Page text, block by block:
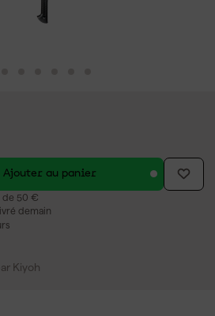
Ajouter au panier
de 50 €
demain
Kiyoh